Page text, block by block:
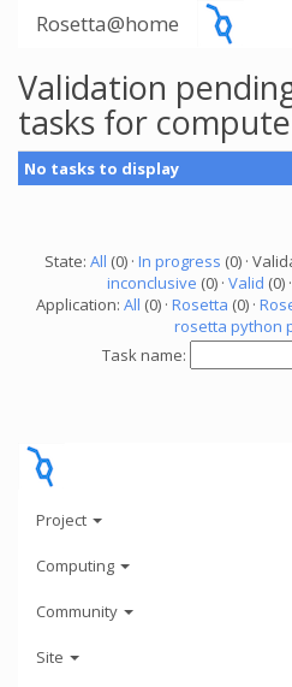
Rosetta@home
Validation
tasks for
No tasks to display
State: All (0) · In progress (0) ·
inconclusive (0) · Valid (0) ·
Application: All (0) · Rosetta (0) ·
rosetta python
Task name:
Project
Computing
Community
Site